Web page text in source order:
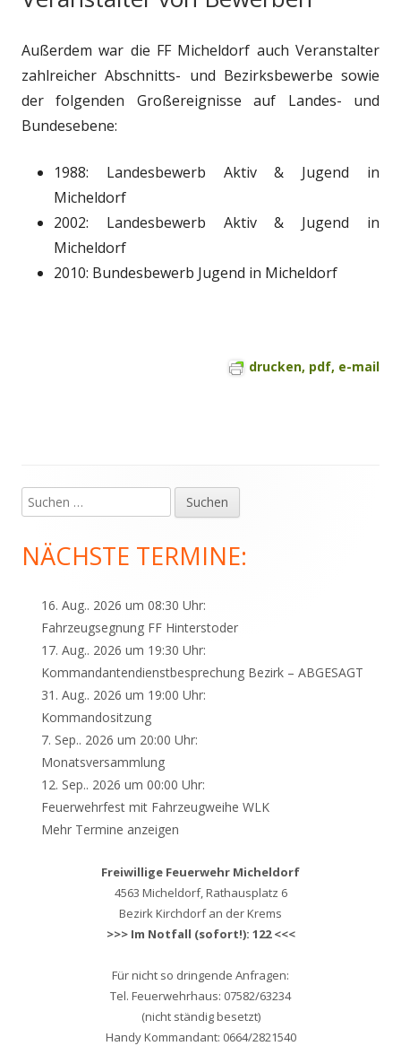
Außerdem war die FF Micheldorf auch Veranstalter
zahlreicher Abschnitts- und Bezirksbewerbe sowie
der folgenden Großereignisse auf Landes- und
Bundesebene:
1988: Landesbewerb Aktiv & Jugend in
Micheldorf
2002: Landesbewerb Aktiv & Jugend in
Micheldorf
2010: Bundesbewerb Jugend in Micheldorf
drucken, pdf, e-mail
Haupt-
Seitenleiste
Suchen
nach:
NÄCHSTE TERMINE:
16. Aug.. 2026 um 08:30 Uhr:
Fahrzeugsegnung FF Hinterstoder
17. Aug.. 2026 um 19:30 Uhr:
Kommandantendienstbesprechung Bezirk – ABGESAGT
31. Aug.. 2026 um 19:00 Uhr:
Kommandositzung
7. Sep.. 2026 um 20:00 Uhr:
Monatsversammlung
12. Sep.. 2026 um 00:00 Uhr:
Feuerwehrfest mit Fahrzeugweihe WLK
Mehr Termine anzeigen
Freiwillige Feuerwehr Micheldorf
4563 Micheldorf, Rathausplatz 6
Bezirk Kirchdorf an der Krems
>>> Im Notfall (sofort!): 122 <<<
Für nicht so dringende Anfragen:
Tel. Feuerwehrhaus: 07582/63234
(nicht ständig besetzt)
Handy Kommandant: 0664/2821540